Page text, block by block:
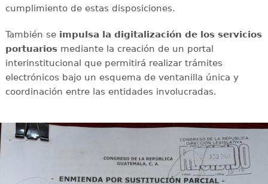
cumplimiento de estas disposiciones.
También se impulsa la digitalización de los servicios
portuariosmediante la creación de un portal
interinstitucional que permitirá realizar trámites
electrónicos bajo un esquema de ventanilla única y
coordinación entre las entidades involucradas.